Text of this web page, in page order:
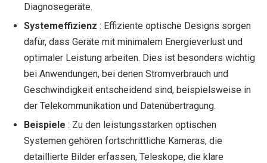
Diagnosegeräte.
Systemeffizienz : Effiziente optische Designs sorgen
dafür, dass Geräte mit minimalem Energieverlust und
optimaler Leistung arbeiten. Dies ist besonders wichtig
bei Anwendungen, bei denen Stromverbrauch und
Geschwindigkeit entscheidend sind, beispielsweise in
der Telekommunikation und Datenübertragung.
Beispiele : Zu den leistungsstarken optischen
Systemen gehören fortschrittliche Kameras, die
detaillierte Bilder erfassen, Teleskope, die klare